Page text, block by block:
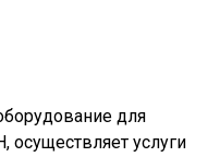
для
услуги